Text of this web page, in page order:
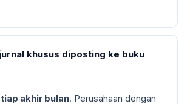
khusus diposting ke buku
akhir bulan. Perusahaan dengan